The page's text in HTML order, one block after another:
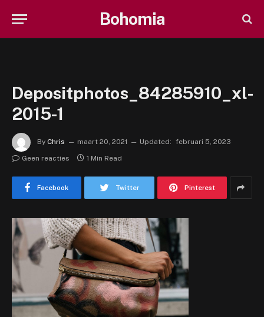
Bohomia
Depositphotos_84285910_xl-
2015-1
By Chris maart 20, 2021 Updated: februari 5, 2023
Geen reacties
1 Min Read
Facebook Twitter Pinterest